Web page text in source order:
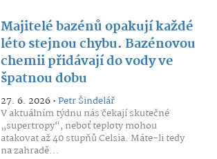
Majitelé bazénů opakují každé
léto stejnou chybu. Bazénovou
chemii přidávají do vody ve
špatnou dobu
27. 6. 2026 •Petr Šindelář
V aktuálním týdnu nás čekají skutečné
„supertropy“, neboť teploty mohou
atakovat až 40 stupňů Celsia. Máte-li tedy
na zahradě...